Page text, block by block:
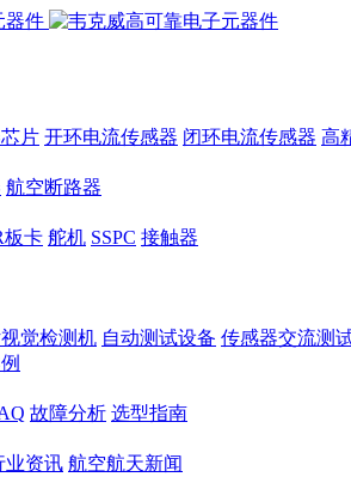
片 开环电流传感器 闭环电流传感器 高
航空断路器
板卡 舵机 SSPC 接触器
觉检测机 自动测试设备 传感器交流测
故障分析 选型指南
业资讯 航空航天新闻